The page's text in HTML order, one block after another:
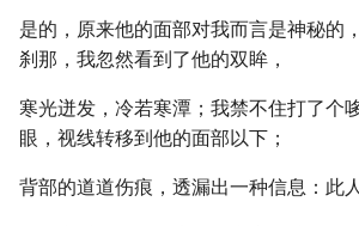
是的，原来他的面部对我而言是神秘的
刹那，我忽然看到了他的双眸，
寒光迸发，冷若寒潭；我禁不住打了个
眼，视线转移到他的面部以下；
背部的道道伤痕，透漏出一种信息：此